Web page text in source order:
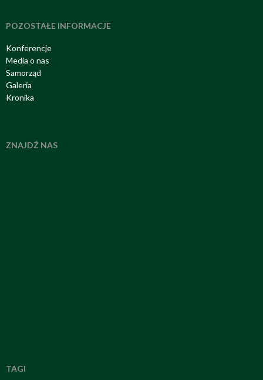
POZOSTAŁE INFORMACJE
Konferencje
Media o nas
Samorząd
Galeria
Kronika
ZNAJDŹ NAS
TAGI